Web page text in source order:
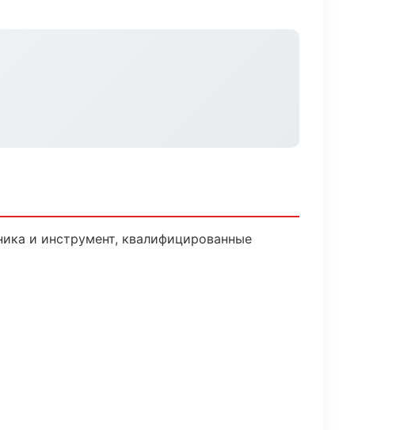
и инструмент, квалифицированные